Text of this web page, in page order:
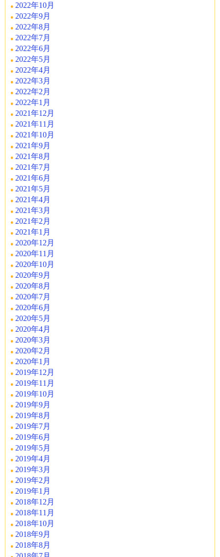
2022年10月
2022年9月
2022年8月
2022年7月
2022年6月
2022年5月
2022年4月
2022年3月
2022年2月
2022年1月
2021年12月
2021年11月
2021年10月
2021年9月
2021年8月
2021年7月
2021年6月
2021年5月
2021年4月
2021年3月
2021年2月
2021年1月
2020年12月
2020年11月
2020年10月
2020年9月
2020年8月
2020年7月
2020年6月
2020年5月
2020年4月
2020年3月
2020年2月
2020年1月
2019年12月
2019年11月
2019年10月
2019年9月
2019年8月
2019年7月
2019年6月
2019年5月
2019年4月
2019年3月
2019年2月
2019年1月
2018年12月
2018年11月
2018年10月
2018年9月
2018年8月